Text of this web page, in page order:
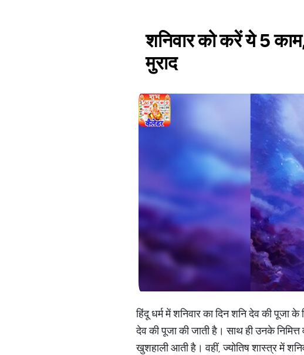
शनिवार को करें ये 5
मुराद
हिंदू धर्म में शनिवार का दिन शनि देव की पूजा
देव की पूजा की जाती है। साथ ही उनके
खुशहाली आती है। वहीं, ज्योतिष शास्त्र में